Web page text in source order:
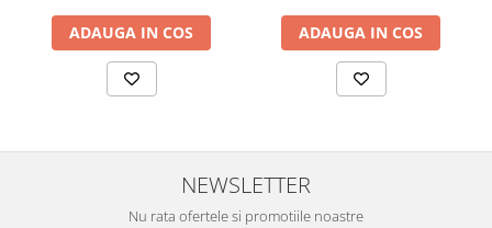
ADAUGA IN COS ADAUGA IN COS
NEWSLETTER
Nu rata ofertele si promotiile noastre